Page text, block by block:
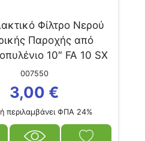
Φίλτρο Νερού
Παροχής από
10″ FA 10 SX
10 μm
007550
3,00 €
περιλαμβάνει ΦΠΑ 24%